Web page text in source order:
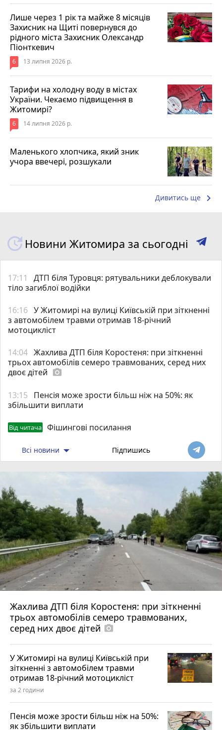
Лише через 1 рік та майже 8 місяців
Захисник на Щиті повернувся до
рідного міста Захисник Олександр
Піонткевич
6 13 липня 2026 р.
Тарифи на холодну воду в містах
України. Чекаємо підвищення в
Житомирі?
6 14 липня 2026 р.
Маленького хлопчика, який зник
учора ввечері, розшукали
Дивитись ще keyboard_arrow_right
Новини Житомира за сьогодні
17:11
ДТП біля Туровця: рятувальники деблокували
тіло загиблої водійки
16:16 У Житомирі на вулиці Київській при зіткненні
з автомобілем травми отримав 18-річний
мотоцикліст
14:04 Жахлива ДТП біля Коростеня: при зіткненні
трьох автомобілів семеро травмованих, серед них
двоє дітей photo_camera
13:15
Пенсія може зрости більш ніж на 50%: як
збільшити виплати
Від читача Фішингові посилання
Всі новини Підпишись
Жахлива ДТП біля Коростеня: при зіткненні
трьох автомобілів семеро травмованих,
серед них двоє дітей photo_camera
У Житомирі на вулиці Київській при
зіткненні з автомобілем травми
отримав 18-річний мотоцикліст
за 2 години
Пенсія може зрости більш ніж на 50%:
як збільшити виплати